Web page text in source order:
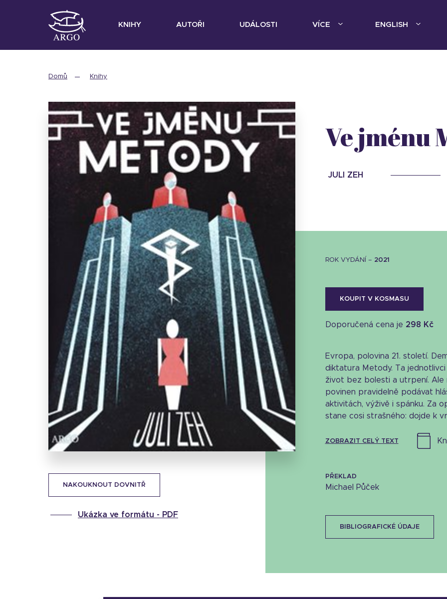
KNIHY AUTOŘI UDÁLOSTI VÍCE ENGLISH
Domů Knihy
Stáhnout obálku
NAKOUKNOUT DOVNITŘ
Ukázka ve formátu - PDF
Ve jménu
JULI ZEH
ROK VYDÁNÍ – 2021
KOUPIT V KOSMASU
Doporučená cena je 298 Kč
Evropa, polovina 21. století.
diktatura Metody. Ta
život bez bolesti a utrpení. Ale
povinen pravidelně podávat
aktivitách, výživě i spánku. Za
stane cosi strašného: dojde k
ZOBRAZIT CELÝ TEXT
PŘEKLAD
Michael Půček
BIBLIOGRAFICKÉ ÚDAJE